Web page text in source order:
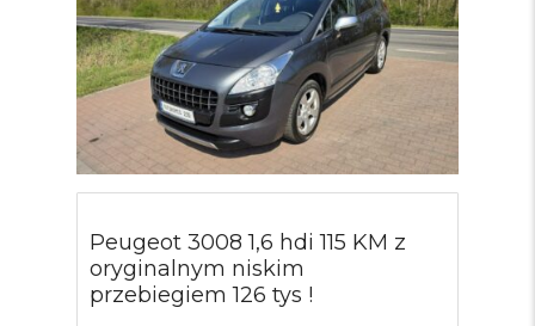
Peugeot 3008 1,6 hdi 115 KM z
oryginalnym niskim
przebiegiem 126 tys !